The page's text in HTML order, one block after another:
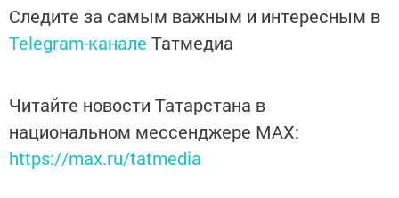
Следите за самым важным и интересным в
Telegram-канале Татмедиа
Читайте новости Татарстана в
национальном мессенджере MАХ:
https://max.ru/tatmedia